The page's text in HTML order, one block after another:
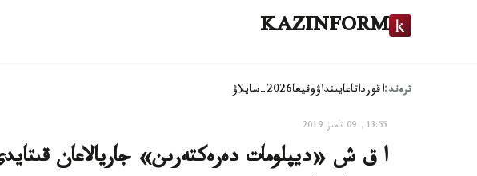
KAZINFORM
ترەند:اقورداتاعايىنداۋوقيعا2026-سايلاۋ
13:55, 09 تامىز 2019
ا ق ش «ديپلومات دەرەكتەرىن» جاريالاعان